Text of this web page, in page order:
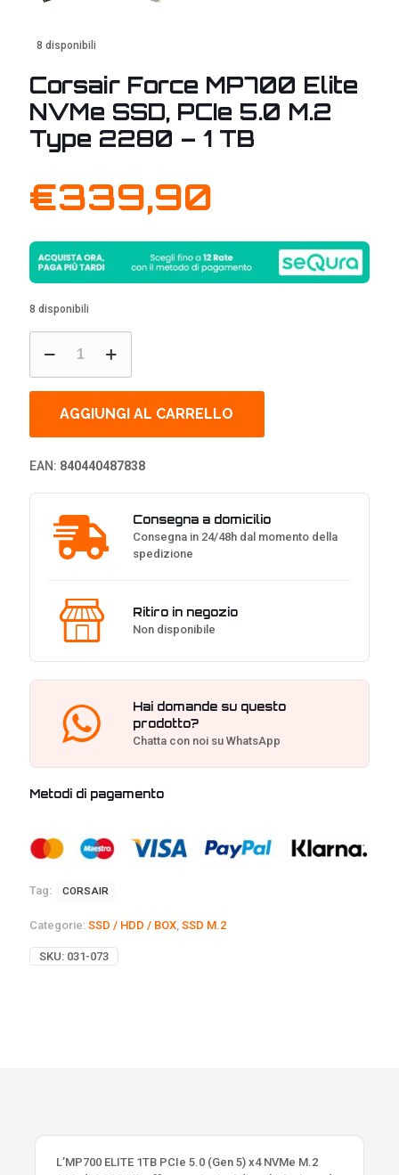
8 disponibili
Corsair Force MP700 Elite
NVMe SSD, PCIe 5.0 M.2
Type 2280 – 1 TB
€339,90
8 disponibili
Force
MP700
Elite
PCIe
5.0
M.2
Type
AGGIUNGI AL CARRELLO
EAN: 840440487838
Consegna a domicilio
Consegna in 24/48h dal momento della
spedizione
Ritiro in negozio
Non disponibile
Hai domande su questo
prodotto?
Chatta con noi su WhatsApp
Metodi di pagamento
Tag: CORSAIR
Categorie: SSD / HDD / BOX SSD M.2
SKU: 031-073
L’MP700 ELITE 1TB PCIe 5.0 (Gen 5) x4 NVMe M.2